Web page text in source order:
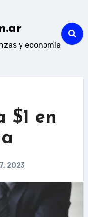
y economía
$1 en
2023